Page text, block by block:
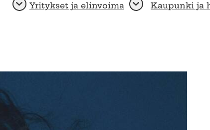
AvaaYritykset ja elinvoima AvaaKaupunki ja